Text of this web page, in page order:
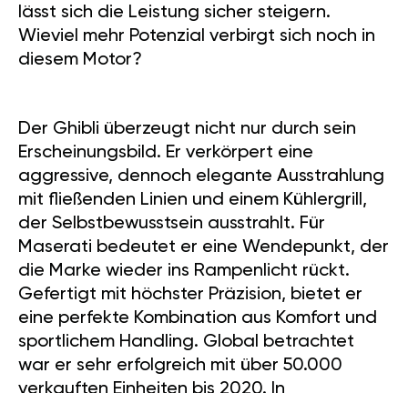
lässt sich die Leistung sicher steigern.
Wieviel mehr Potenzial verbirgt sich noch in
diesem Motor?
Der Ghibli überzeugt nicht nur durch sein
Erscheinungsbild. Er verkörpert eine
aggressive, dennoch elegante Ausstrahlung
mit fließenden Linien und einem Kühlergrill,
der Selbstbewusstsein ausstrahlt. Für
Maserati bedeutet er eine Wendepunkt, der
die Marke wieder ins Rampenlicht rückt.
Gefertigt mit höchster Präzision, bietet er
eine perfekte Kombination aus Komfort und
sportlichem Handling. Global betrachtet
war er sehr erfolgreich mit über 50.000